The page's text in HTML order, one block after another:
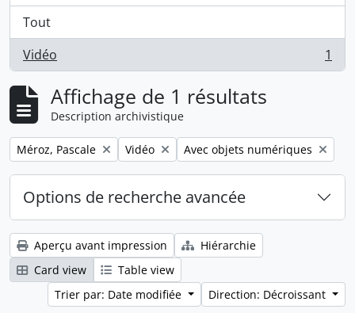
Tout
Vidéo
, 1 résultats 1
Affichage de 1 résultats
Description archivistique
Remove filter:
Méroz, Pascale Remove filter:
Vidéo Remove filter:
Avec objets numériques
Options de recherche avancée
Aperçu avant impression
Hiérarchie
Card view
Table view
Trier par: Date modifiée
Direction: Décroissant